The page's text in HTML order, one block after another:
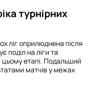
турнірних
ліг оприлюднена після
поділ на ліги та
цьому етапі. Подальший
матчів у межах